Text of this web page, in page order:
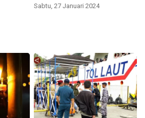
Sabtu, 27 Januari 2024